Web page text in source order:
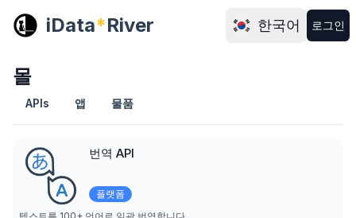
iData*River 한국어 로그인
몰
APIs 앱 물품
번역 API
플랫폼